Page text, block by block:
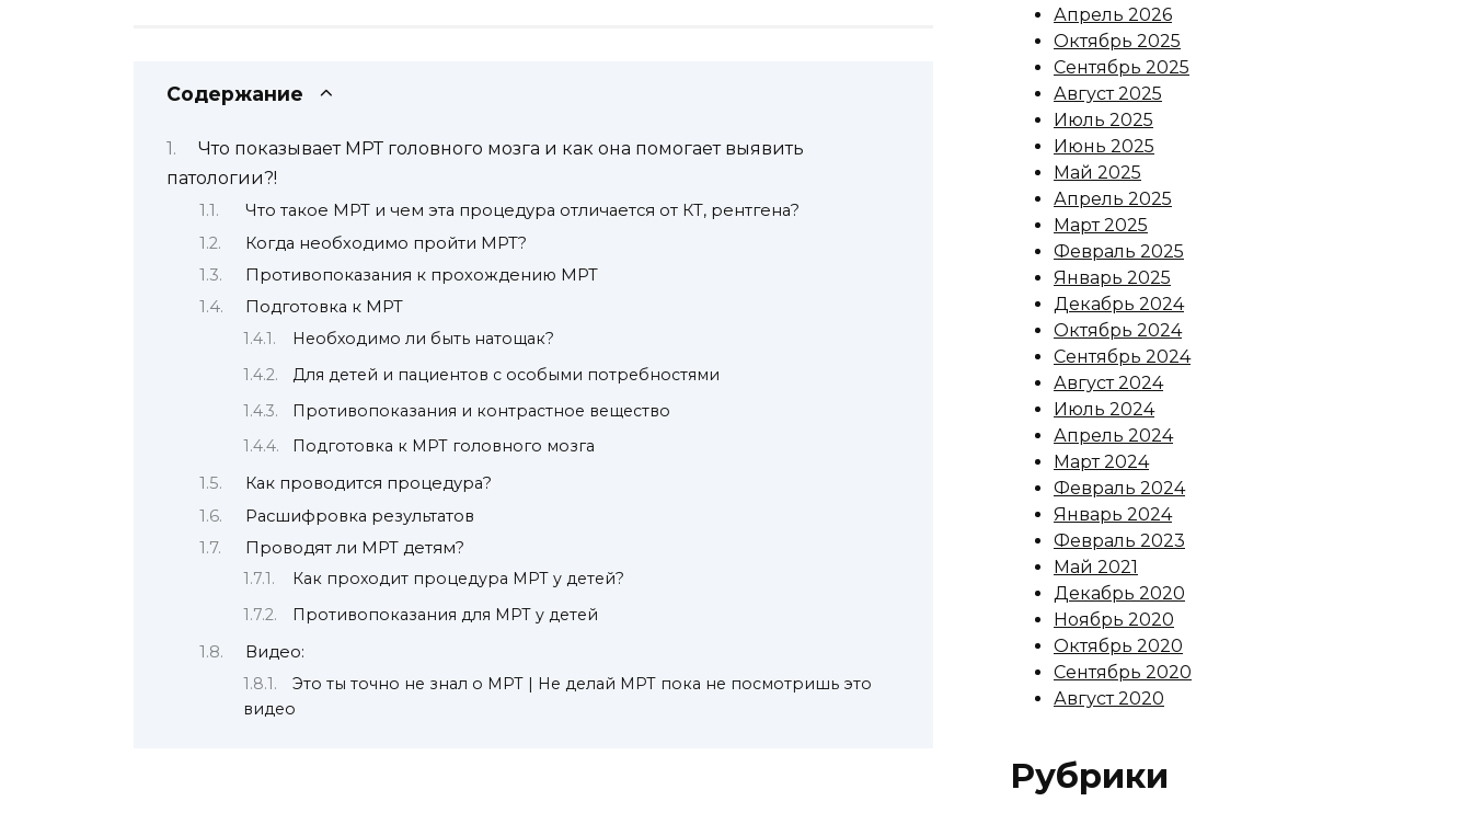
Содержание
Что показывает МРТ головного мозга и как она помогает выявить
патологии?!
Что такое МРТ и чем эта процедура отличается от КТ, рентгена?
Когда необходимо пройти МРТ?
Противопоказания к прохождению МРТ
Подготовка к МРТ
Необходимо ли быть натощак?
Для детей и пациентов с особыми потребностями
Противопоказания и контрастное вещество
Подготовка к МРТ головного мозга
Как проводится процедура?
Расшифровка результатов
Проводят ли МРТ детям?
Как проходит процедура МРТ у детей?
Противопоказания для МРТ у детей
Видео:
Это ты точно не знал о МРТ | Не делай МРТ пока не посмотришь это
видео
Апрель 2026
Октябрь 2025
Сентябрь 2025
Август 2025
Июль 2025
Июнь 2025
Май 2025
Апрель 2025
Март 2025
Февраль 2025
Январь 2025
Декабрь 2024
Октябрь 2024
Сентябрь 2024
Август 2024
Июль 2024
Апрель 2024
Март 2024
Февраль 2024
Январь 2024
Февраль 2023
Май 2021
Декабрь 2020
Ноябрь 2020
Октябрь 2020
Сентябрь 2020
Август 2020
Рубрики